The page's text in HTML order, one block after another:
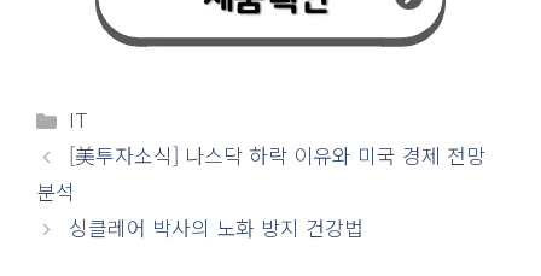
카
테
고
리
IT
[美투자소식] 나스닥 하락 이유와 미국 경제 전망
분석
싱클레어 박사의 노화 방지 건강법